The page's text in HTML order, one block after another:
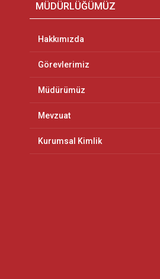
MÜDÜRLÜĞÜMÜZ
Hakkımızda
Görevlerimiz
Müdürümüz
Mevzuat
Kurumsal Kimlik